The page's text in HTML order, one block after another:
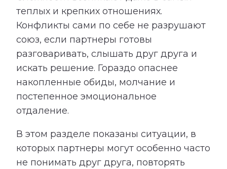
теплых и крепких отношениях.
Конфликты сами по себе не разрушают
союз, если партнеры готовы
разговаривать, слышать друг друга и
искать решение. Гораздо опаснее
накопленные обиды, молчание и
постепенное эмоциональное
отдаление.
В этом разделе показаны ситуации, в
которых партнеры могут особенно часто
не понимать друг друга, повторять